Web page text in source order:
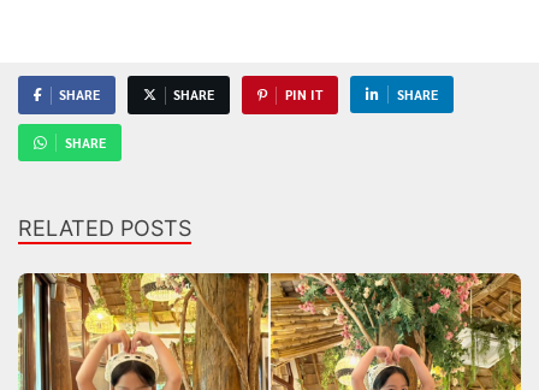
SHARE SHARE PIN IT SHARE
SHARE
RELATED POSTS